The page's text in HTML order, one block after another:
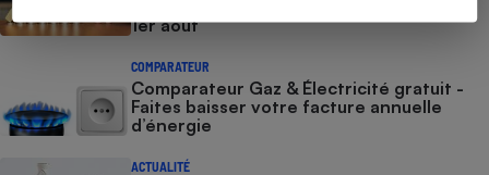
1er août
COMPARATEUR
Comparateur Gaz & Électricité gratuit -
Faites baisser votre facture annuelle
d’énergie
ACTUALITÉ